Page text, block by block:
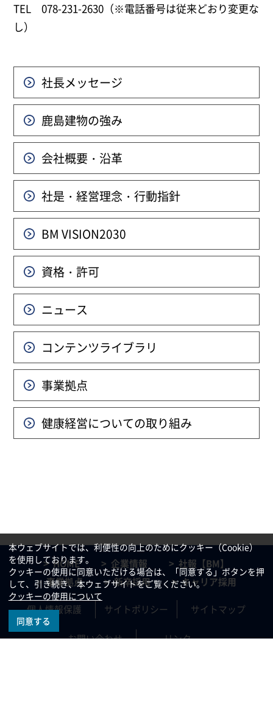
TEL 078-231-2630（※電話番号は従来どおり変更な
し）
社長メッセージ
鹿島建物の強み
会社概要・沿革
社是・経営理念・行動指針
BM VISION2030
資格・許可
ニュース
コンテンツライブラリ
事業拠点
健康経営についての取り組み
HOME 企業情報
社報【BM】
事業拠点
新卒採用 キャリア採用
個人情報保護 サイトポリシー サイトマップ
お問い合わせ リンク
本ウェブサイトでは、利便性の向上のためにクッキー（Cookie）
を使用しております。
クッキーの使用に同意いただける場合は、「同意する」ボタンを押
して、引き続き、本ウェブサイトをご覧ください。
クッキーの使用について
同意する